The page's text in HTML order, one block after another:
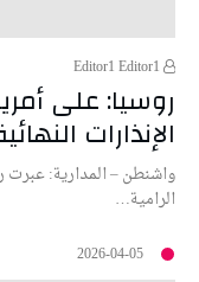
روسيا: على
الإنذارات
واشنطن – المدارية: عبرت
الرامية…
2026-04-05